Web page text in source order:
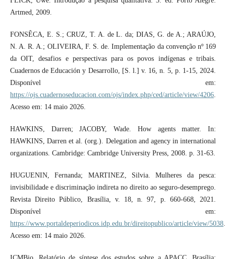
Artmed, 2009.
FONSÊCA, E. S.; CRUZ, T. A. de L. da; DIAS, G. de A.; ARAÚJO,
N. A. R. A.; OLIVEIRA, F. S. de. Implementação da convenção nº 169
da OIT, desafios e perspectivas para os povos indígenas e tribais.
Cuadernos de Educación y Desarrollo, [S. l.] v. 16, n. 5, p. 1-15, 2024.
Disponível em:
https://ojs.cuadernoseducacion.com/ojs/index.php/ced/article/view/4206.
Acesso em: 14 maio 2026.
HAWKINS, Darren; JACOBY, Wade. How agents matter. In:
HAWKINS, Darren et al. (org.). Delegation and agency in international
organizations. Cambridge: Cambridge University Press, 2008. p. 31-63.
HUGUENIN, Fernanda; MARTINEZ, Silvia. Mulheres da pesca:
invisibilidade e discriminação indireta no direito ao seguro-desemprego.
Revista Direito Público, Brasília, v. 18, n. 97, p. 660-668, 2021.
Disponível em:
https://www.portaldeperiodicos.idp.edu.br/direitopublico/article/view/5038.
Acesso em: 14 maio 2026.